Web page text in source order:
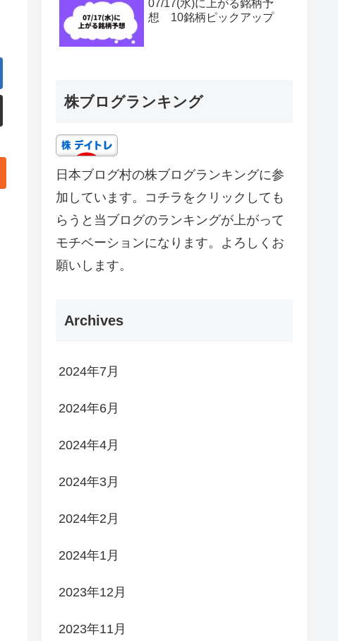
07/17(水)に上がる銘柄予
想 10銘柄ピックアップ
株ブログランキング
日本ブログ村の株ブログランキングに参
加しています。コチラをクリックしても
らうと当ブログのランキングが上がって
モチベーションになります。よろしくお
願いします。
Archives
2024年7月
2024年6月
2024年4月
2024年3月
2024年2月
2024年1月
2023年12月
2023年11月